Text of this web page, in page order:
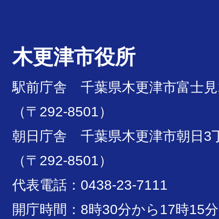
木更津市役所
駅前庁舎 千葉県木更津市富士
（〒292-8501）
朝日庁舎 千葉県木更津市朝日3
（〒292-8501）
代表電話：0438-23-7111
開庁時間：8時30分から17時15